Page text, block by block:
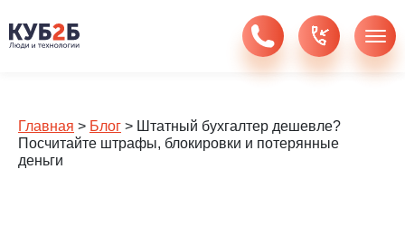
Главная > Блог > Штатный бухгалтер дешевле?
Посчитайте штрафы, блокировки и потерянные
деньги